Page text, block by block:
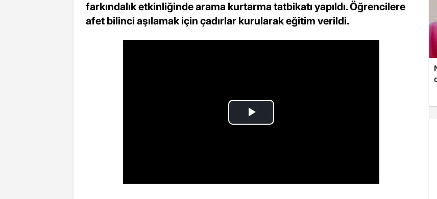
farkındalık etkinliğinde arama kurtarma tatbikatı yapıldı. Öğrencilere
afet bilinci aşılamak için çadırlar kurularak eğitim verildi.